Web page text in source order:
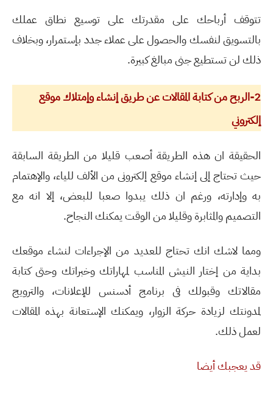
تتوقف أرباحك على مقدرتك على توسيع نطاق عملك
بالتسويق لنفسك والحصول على عملاء جدد بإستمرار، وبخلاف
ذلك لن تستطيع جنى مبالغ كبيرة.
2-الربح من كتابة المقالات عن طريق إنشاء وإمتلاك موقع
إلكتروني
الحقيقة ان هذه الطريقة أصعب قليلا من الطريقة السابقة
حيث تحتاج إلى إنشاء موقع إلكترونى من الألف للياء، والإهتمام
به وإدارته، ورغم ان ذلك يبدوا صعبا للبعض، إلا انه مع
التصميم والمثابرة وقليلا من الوقت يمكنك النجاح.
ومما لاشك انك تحتاج للعديد من الإجراءات لنشاء موقعك
بداية من إختار النيش المناسب لمهاراتك وخبراتك وحتى كتابة
مقالاتك وقبولك فى برنامج أدسنس للإعلانات، والترويج
لمدونتك لزيادة حركة الزوار، ويمكنك الإستعانة بهذه المقالات
لعمل ذلك.
قد يعجبك أيضا